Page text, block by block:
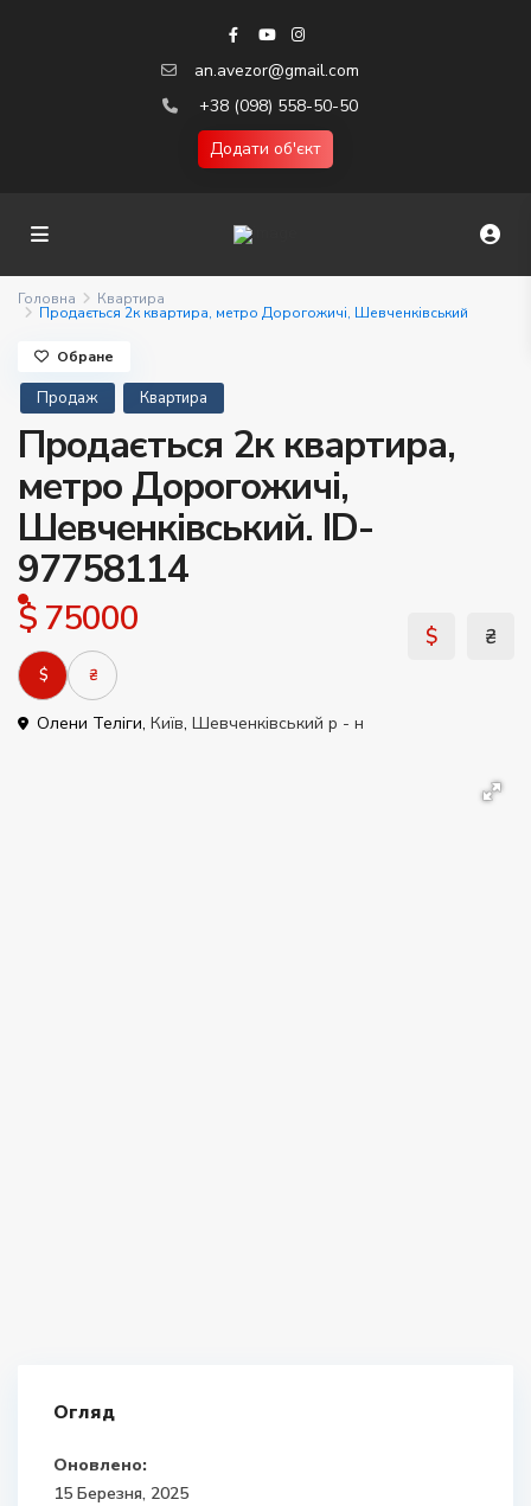
an.avezor@gmail.com
+38 (098) 558-50-50
Додати об'єкт
Головна Квартира
Продається 2к квартира, метро Дорогожичі, Шевченківський
Продаж Квартира
Продається 2к квартира,
метро Дорогожичі,
Шевченківський. ID-
97758114
$ 75000
$ ₴
Олени Теліги, Київ, Шевченківський р - н
Обране
Огляд
Оновлено:
15 Березня, 2025
$ ₴